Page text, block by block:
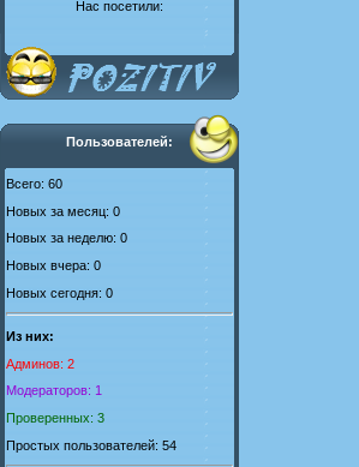
Нас посетили:
Пользователей:
Всего: 60
Новых за месяц: 0
Новых за неделю: 0
Новых вчера: 0
Новых сегодня: 0
Из них:
Админов: 2
Модераторов: 1
Проверенных: 3
Простых пользователей: 54